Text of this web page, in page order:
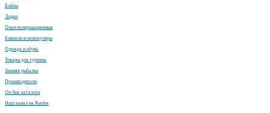
Бойлы
Лодки
Очки поляризационные
Бинокли и монокуляры
Одежда и обувь
Товары для туризма
Зимняя рыбалка
Производители
On-line каталоги
Наш канал на Rutube